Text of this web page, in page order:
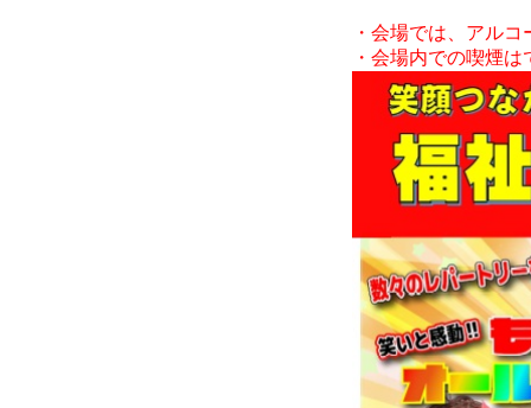
・会場では、アル
・会場内での喫煙